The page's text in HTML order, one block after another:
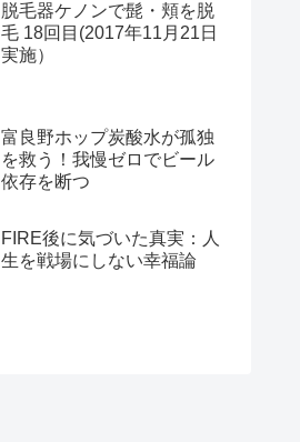
脱毛器ケノンで髭・頬を脱
毛 18回目(2017年11月21日
実施）
富良野ホップ炭酸水が孤独
を救う！我慢ゼロでビール
依存を断つ
FIRE後に気づいた真実：人
生を戦場にしない幸福論